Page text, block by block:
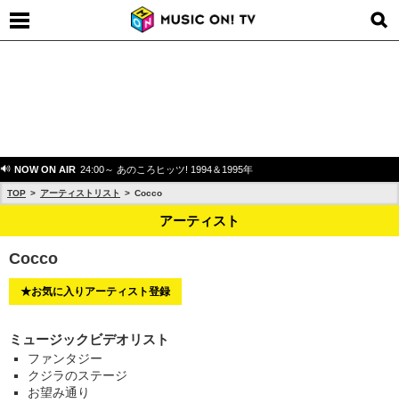
NOW ON AIR 24:00～ あのころヒッツ! 1994＆1995年
TOP アーティストリスト Cocco
アーティスト
Cocco
★お気に入りアーティスト登録
ミュージックビデオリスト
ファンタジー
クジラのステージ
お望み通り